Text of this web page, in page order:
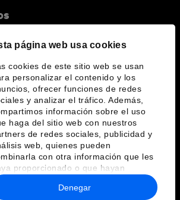
página web usa cookies
cookies de este sitio web se usan
personalizar el contenido y los
ofrecer funciones de redes
y analizar el tráfico. Además,
información sobre el uso
haga del sitio web con nuestros
de redes sociales, publicidad y
web, quienes pueden
con otra información que les
proporcionado o que hayan
a partir del uso que haya
de sus servicios.
Denegar
el Foro
idiomas